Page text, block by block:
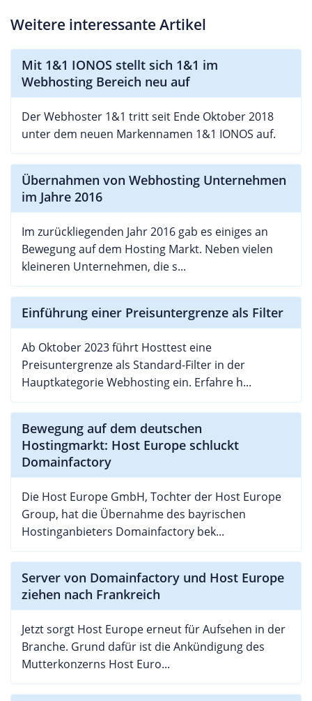
Weitere interessante Artikel
Mit 1&1 IONOS stellt sich 1&1 im
Webhosting Bereich neu auf
Der Webhoster 1&1 tritt seit Ende Oktober 2018
unter dem neuen Markennamen 1&1 IONOS auf.
Übernahmen von Webhosting Unternehmen
im Jahre 2016
Im zurückliegenden Jahr 2016 gab es einiges an
Bewegung auf dem Hosting Markt. Neben vielen
kleineren Unternehmen, die s...
Einführung einer Preisuntergrenze als Filter
Ab Oktober 2023 führt Hosttest eine
Preisuntergrenze als Standard-Filter in der
Hauptkategorie Webhosting ein. Erfahre h...
Bewegung auf dem deutschen
Hostingmarkt: Host Europe schluckt
Domainfactory
Die Host Europe GmbH, Tochter der Host Europe
Group, hat die Übernahme des bayrischen
Hostinganbieters Domainfactory bek...
Server von Domainfactory und Host Europe
ziehen nach Frankreich
Jetzt sorgt Host Europe erneut für Aufsehen in der
Branche. Grund dafür ist die Ankündigung des
Mutterkonzerns Host Euro...